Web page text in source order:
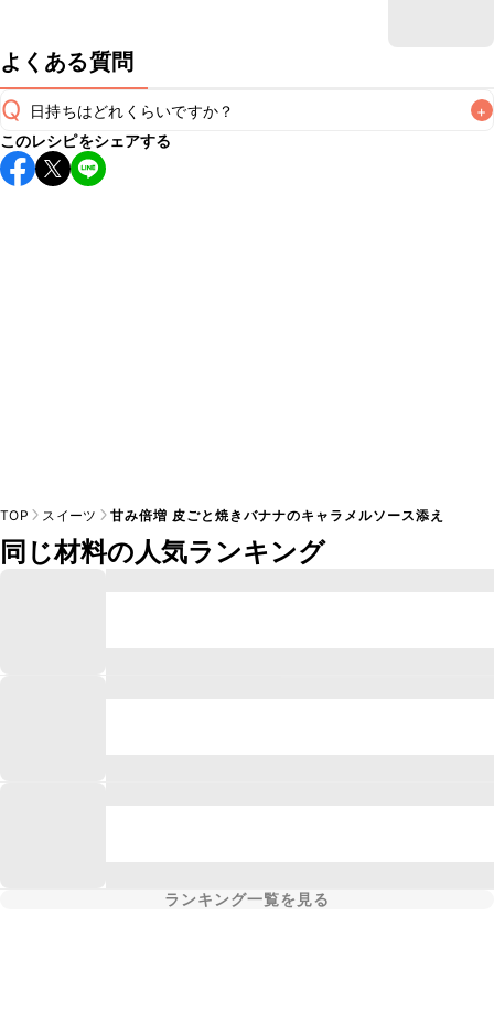
よくある質問
Q 日持ちはどれくらいですか？ +
保存期間は冷蔵で翌日中が目安です。なるべくお早めにお召
し上がりください。
このレシピをシェアする
TOP スイーツ 甘み倍増 皮ごと焼きバナナのキャラメルソース添え
同じ材料の人気ランキング
ランキング一覧を見る